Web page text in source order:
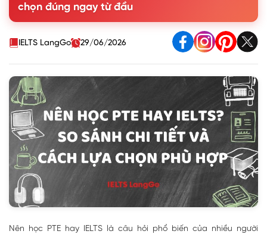
1.2. PTE là gì?
3. So sánh tổng quan chứng chỉ PTE và IELTS
4. Các câu hỏi thường gặp về việc nên thi PTE hay IELTS
chọn đúng ngay từ đầu
IELTS LangGo 29/06/2026
Nên học PTE hay IELTS là câu hỏi phổ biến của nhiều người